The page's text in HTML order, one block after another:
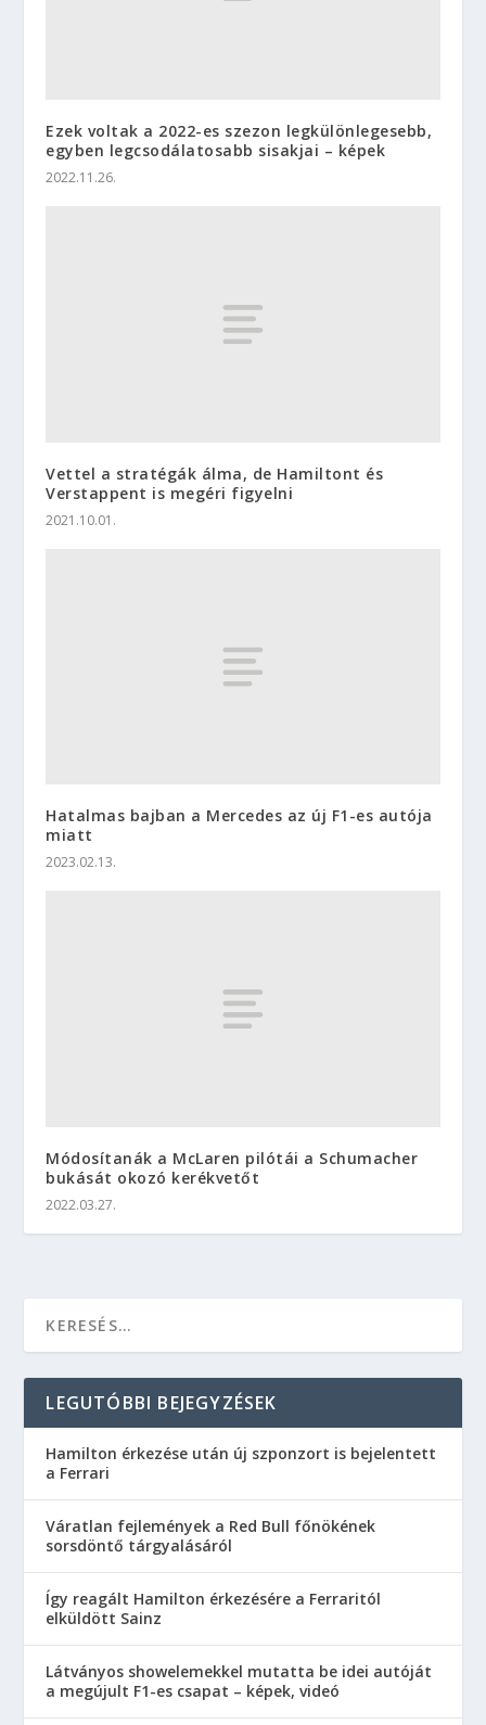
Ezek voltak a 2022-es szezon legkülönlegesebb,
egyben legcsodálatosabb sisakjai – képek
2022.11.26.
Vettel a stratégák álma, de Hamiltont és
Verstappent is megéri figyelni
2021.10.01.
Hatalmas bajban a Mercedes az új F1-es autója
miatt
2023.02.13.
Módosítanák a McLaren pilótái a Schumacher
bukását okozó kerékvetőt
2022.03.27.
LEGUTÓBBI BEJEGYZÉSEK
Hamilton érkezése után új szponzort is bejelentett
a Ferrari
Váratlan fejlemények a Red Bull főnökének
sorsdöntő tárgyalásáról
Így reagált Hamilton érkezésére a Ferraritól
elküldött Sainz
Látványos showelemekkel mutatta be idei autóját
a megújult F1-es csapat – képek, videó